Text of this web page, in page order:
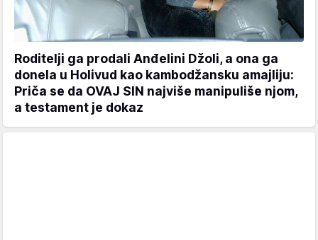
Roditelji ga prodali Anđelini Džoli, a ona ga
donela u Holivud kao kambodžansku amajliju:
Priča se da OVAJ SIN najviše manipuliše njom,
a testament je dokaz